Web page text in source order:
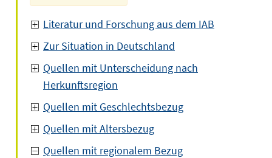
Literatur und Forschung aus dem IAB
Zur Situation in Deutschland
Quellen mit Unterscheidung nach
Herkunftsregion
Quellen mit Geschlechtsbezug
Quellen mit Altersbezug
Quellen mit regionalem Bezug